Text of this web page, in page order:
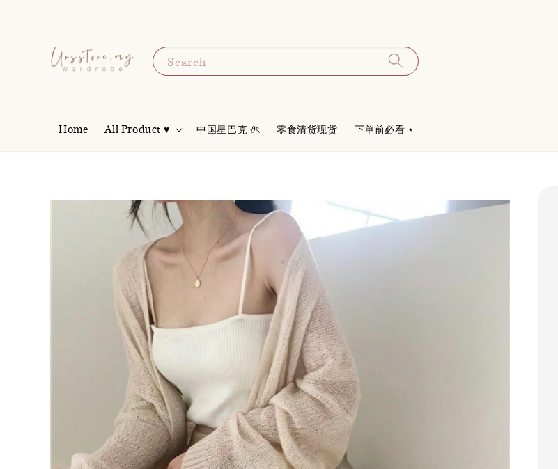
Search
Home All Product ♥ 中国星巴克 𝜗ৎ 零食清货现货 下单前必看 ⋆